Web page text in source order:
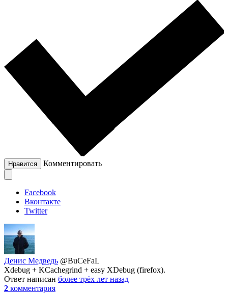
Нравится Комментировать
Facebook
Вконтакте
Twitter
Денис Медведь @BuCeFaL
Xdebug + KCachegrind + easy XDebug (firefox).
Ответ написан более трёх лет назад
2 комментария